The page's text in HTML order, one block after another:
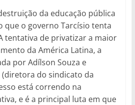
da educação pública
que o governo Tarcísio tenta
tentativa de privatizar a maior
da América Latina, a
por Adílson Souza e
(diretora do sindicato da
está correndo na
e é a principal luta em que